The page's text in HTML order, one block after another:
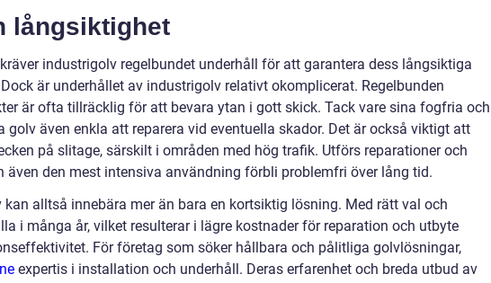
långsiktighet
industrigolv regelbundet underhåll för att garantera dess långsiktiga
är underhållet av industrigolv relativt okomplicerat. Regelbunden
är ofta tillräcklig för att bevara ytan i gott skick. Tack vare sina fogfria och
golv även enkla att reparera vid eventuella skador. Det är också viktigt att
på slitage, särskilt i områden med hög trafik. Utförs reparationer och
även den mest intensiva användning förbli problemfri över lång tid.
alltså innebära mer än bara en kortsiktig lösning. Med rätt val och
i många år, vilket resulterar i lägre kostnader för reparation och utbyte
För företag som söker hållbara och pålitliga golvlösningar,
expertis i installation och underhåll. Deras erfarenhet och breda utbud av